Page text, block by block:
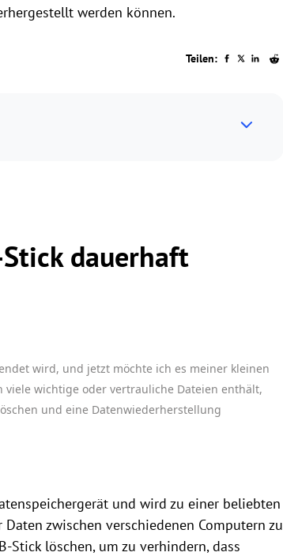
werden können.
Teilen:
dauerhaft
wird, und jetzt möchte ich es meiner kleinen
wichtige oder vertrauliche Dateien enthält,
und eine Datenwiederherstellung
und wird zu einer beliebten
zwischen verschiedenen Computern zu
löschen, um zu verhindern, dass